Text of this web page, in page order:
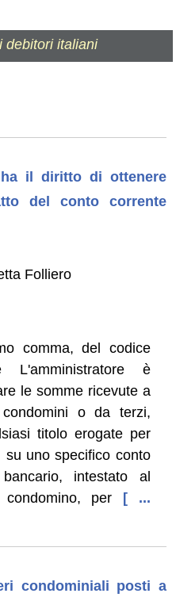
debitori italiani
il diritto di ottenere
del conto corrente
Folliero
comma, del codice
è
le somme ricevute a
o da terzi,
titolo erogate per
su uno specifico conto
intestato al
condomino, per
[ ...
condominiali posti a